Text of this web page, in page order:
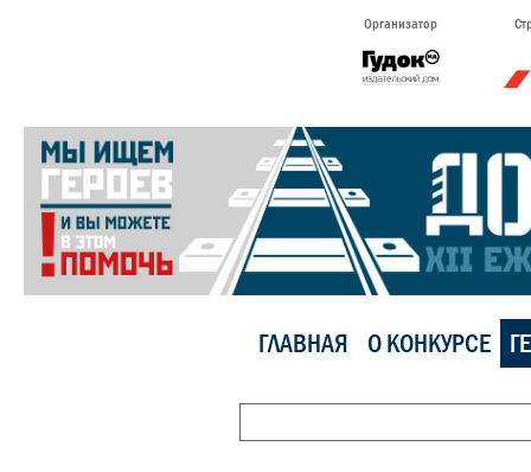
Организатор
ГЛАВНАЯ О КОНКУРСЕ